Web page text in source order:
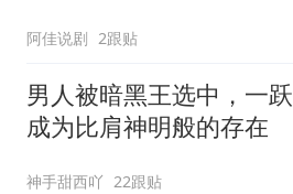
阿佳说剧 2跟贴
男人被暗黑王选中，一跃
成为比肩神明般的存在
神手甜西吖 22跟贴